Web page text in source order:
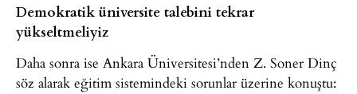
Demokratik üniversite talebini tekrar
yükseltmeliyiz
Daha sonra ise Ankara Üniversitesi’nden Z. Soner Dinç
söz alarak eğitim sistemindeki sorunlar üzerine konuştu: